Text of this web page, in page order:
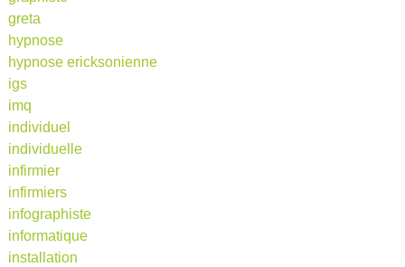
greta
hypnose
hypnose ericksonienne
igs
imq
individuel
individuelle
infirmier
infirmiers
infographiste
informatique
installation